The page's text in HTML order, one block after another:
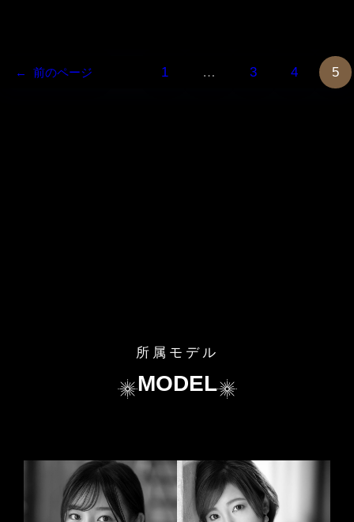
← 前のページ 1 … 3 4 5
所属モデル
MODEL